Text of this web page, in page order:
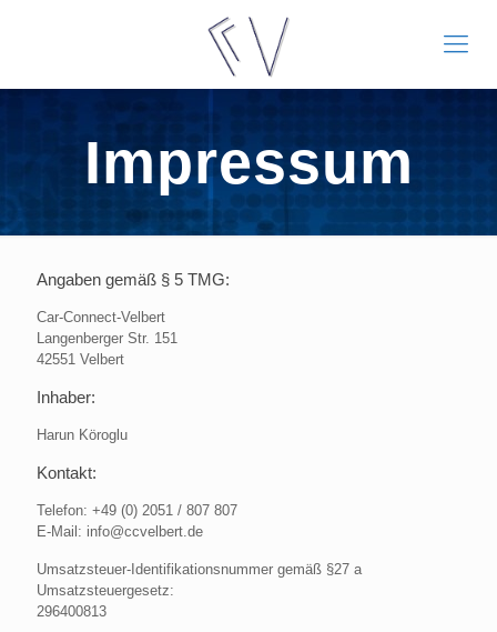
Impressum
Angaben gemäß § 5 TMG:
Car-Connect-Velbert
Langenberger Str. 151
42551 Velbert
Inhaber:
Harun Köroglu
Kontakt:
Telefon: +49 (0) 2051 / 807 807
E-Mail: info@ccvelbert.de
Umsatzsteuer-Identifikationsnummer gemäß §27 a
Umsatzsteuergesetz:
296400813